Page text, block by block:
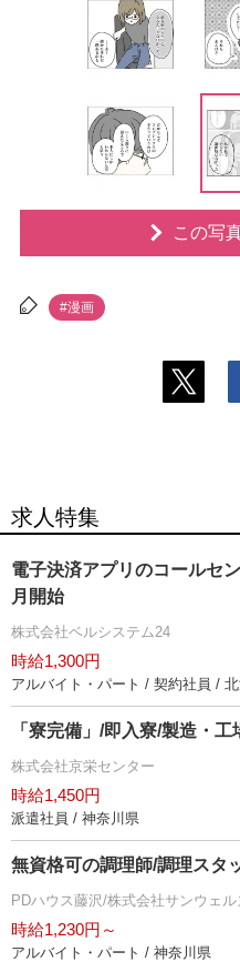
この写
#漫画
求人特集
電子決済アプリのコールセ
月開始
株式会社ベルシステム24
時給1,300円
アルバイト・パート / 契約社員 /
「寮完備」/即入寮/製造・
株式会社京栄センター
時給1,450円
派遣社員 / 神奈川県
無資格可の調理師/調理スタ
PDハウス藤沢/株式会社サンウェル
時給1,230円～
アルバイト・パート / 神奈川県